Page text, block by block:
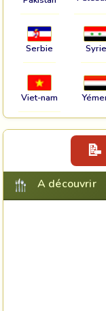
Serbie Syrie
Viet-nam
A découvrir